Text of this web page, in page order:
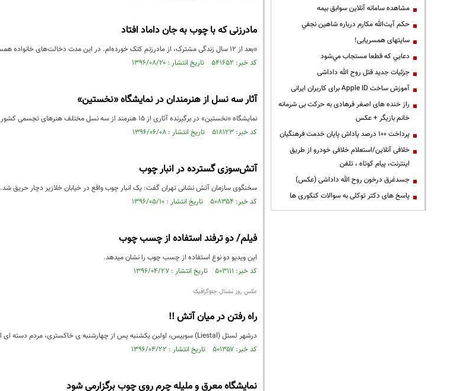
مادرزنی که با چوب به جان داماد افتاد
«بعد از 12 سال زندگی مشترک، از مادرزنم کتک خورده‌ام. در این مدت دخالت‌های خانواده همسرم را توانستم تحمل کنم.
کد خبر: ۵۴۱۶۵۲ تاریخ انتشار : ۱۳۹۶/۰۸/۲۰
آثار سه نسل از هنرمندان در نمایشگاه «نخستین»
نمایشگاه «نخستین» در برگیرنده آثاری از ۱۵ هنرمند از سه نسل مختلف هنرهای تجسمی کشور است که دهم شهریور افتتاح می‌شود.
کد خبر: ۵۱۸۱۲۳ تاریخ انتشار : ۱۳۹۶/۰۶/۰۸
آتش‌سوزی گسترده در انبار چوب
سخنگوی سازمان آتش نشانی تهران گفت: یک انبار چوب واقع در خیابان خلازیر دچار حریق شد.
کد خبر: ۵۰۸۳۵۴ تاریخ انتشار : ۱۳۹۶/۰۵/۱۰
فیلم/ دو ترفند استفاده از چسب چوب
این ویدیو دو نوع استفاده از چسب چوب را نشان میدهد.
کد خبر: ۵۰۳۱۱۱ تاریخ انتشار : ۱۳۹۶/۰۴/۲۷
عکس روز نشنال جئوگرافیک
راه رفتن در میان آتش !!
درشهر لستل (Liestal) سوییس، اولین یکشنبه پس از چهارشنبه ی خاکستری، مردم دسته ای از تکه چوب های درخت کاج راآتش زده و درطول شهر راه می روند.
کد خبر: ۵۰۱۳۵۷ تاریخ انتشار : ۱۳۹۶/۰۴/۲۲
نمایشگاه معرق و ملیله چرم روی چوب برگزارمی شود
مشاهده سامانه آنلاين سوابق بیمه
حكم آيت‌الله مكارم درباره شاهين نجفي
سایتهای همسریابی!
دعايي كه قطعا مستجاب مي‌شود
جزئیات جدید قتل روح الله داداشی
آموزش ساخت Apple ID برای کاربران ایرانی
راز خنده های اصغر فرهادی به حرکت بی شرمانه
خانم بازیگر + عکس
پرداخت ۱۰۰ درصد پاداش پایان خدمت فرهنگیان
خلافی آنلاین/استعلام خلافی خودرو از طریق
اینترنت، پیام کوتاه ، تلفن
جسدغرق درخون روح الله داداشی (عکس)
پاسخ های دکتر توکلی به سوالات کنکوری ها